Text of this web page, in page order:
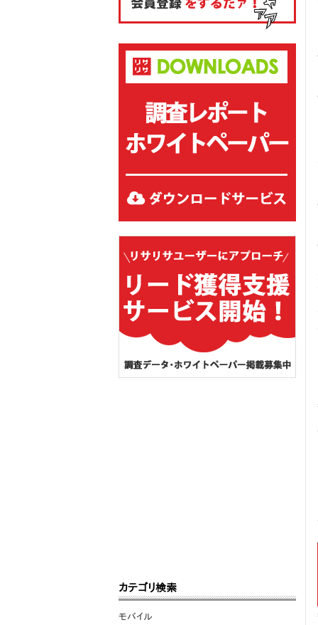
カテゴリ検索
モバイル